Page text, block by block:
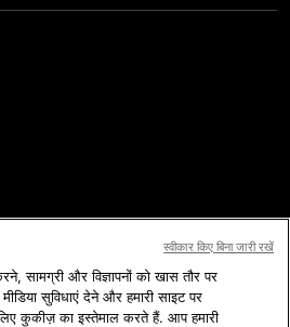
सुरक्षित.पाठक हमारी वेबसाइट का
कार्यों के लिए कर सकते हैं. किसी भी
वेबसाइट के कंटेंट की किसी भी रूप में बिना अनुमति
सामग्री और विज्ञापनों को खास तौर पर
सुविधाएं देने और हमारी साइट पर
कुकीज़ का इस्तेमाल करते हैं. आप हमारी
स्वीकार किए बिना जारी रखें